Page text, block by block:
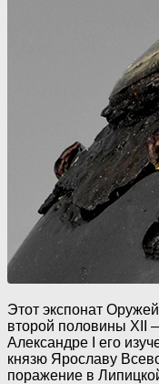
Этот экспонат
второй половины XII
Александре I его
князю Ярославу
поражение в